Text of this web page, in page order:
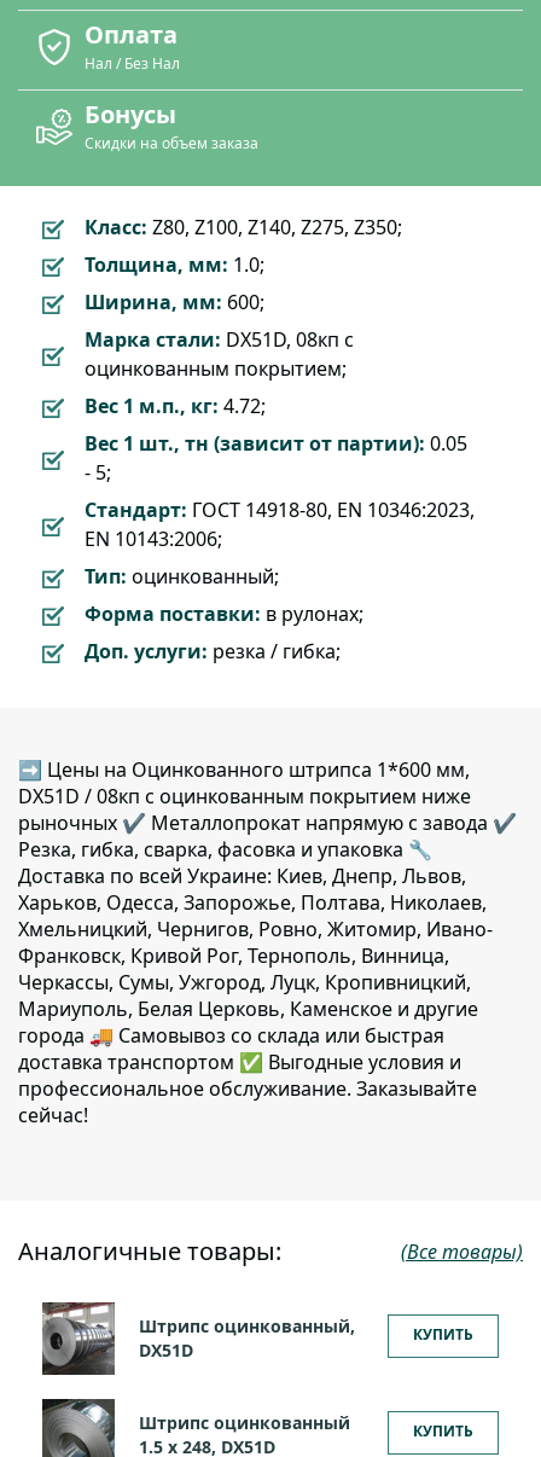
Оплата
Нал / Без Нал
Бонусы
Скидки на объем заказа
Класс: Z80, Z100, Z140, Z275, Z350;
Толщина, мм: 1.0;
Ширина, мм: 600;
Марка стали: DX51D, 08кп с
оцинкованным покрытием;
Вес 1 м.п., кг: 4.72;
Вес 1 шт., тн (зависит от партии): 0.05
- 5;
Стандарт: ГОСТ 14918-80, EN 10346:2023,
EN 10143:2006;
Тип: оцинкованный;
Форма поставки: в рулонах;
Доп. услуги: резка / гибка;
➡ Цены на Оцинкованного штрипса 1*600 мм,
DX51D / 08кп с оцинкованным покрытием ниже
рыночных ✔️ Металлопрокат напрямую с завода ✔️
Резка, гибка, сварка, фасовка и упаковка 🔧
Доставка по всей Украине: Киев, Днепр, Львов,
Харьков, Одесса, Запорожье, Полтава, Николаев,
Хмельницкий, Чернигов, Ровно, Житомир, Ивано-
Франковск, Кривой Рог, Тернополь, Винница,
Черкассы, Сумы, Ужгород, Луцк, Кропивницкий,
Мариуполь, Белая Церковь, Каменское и другие
города 🚚 Самовывоз со склада или быстрая
доставка транспортом ✅ Выгодные условия и
профессиональное обслуживание. Заказывайте
сейчас!
Аналогичные товары: (Все товары)
Штрипс оцинкованный,
DX51D
КУПИТЬ
Штрипс оцинкованный
1.5 х 248, DX51D
КУПИТЬ